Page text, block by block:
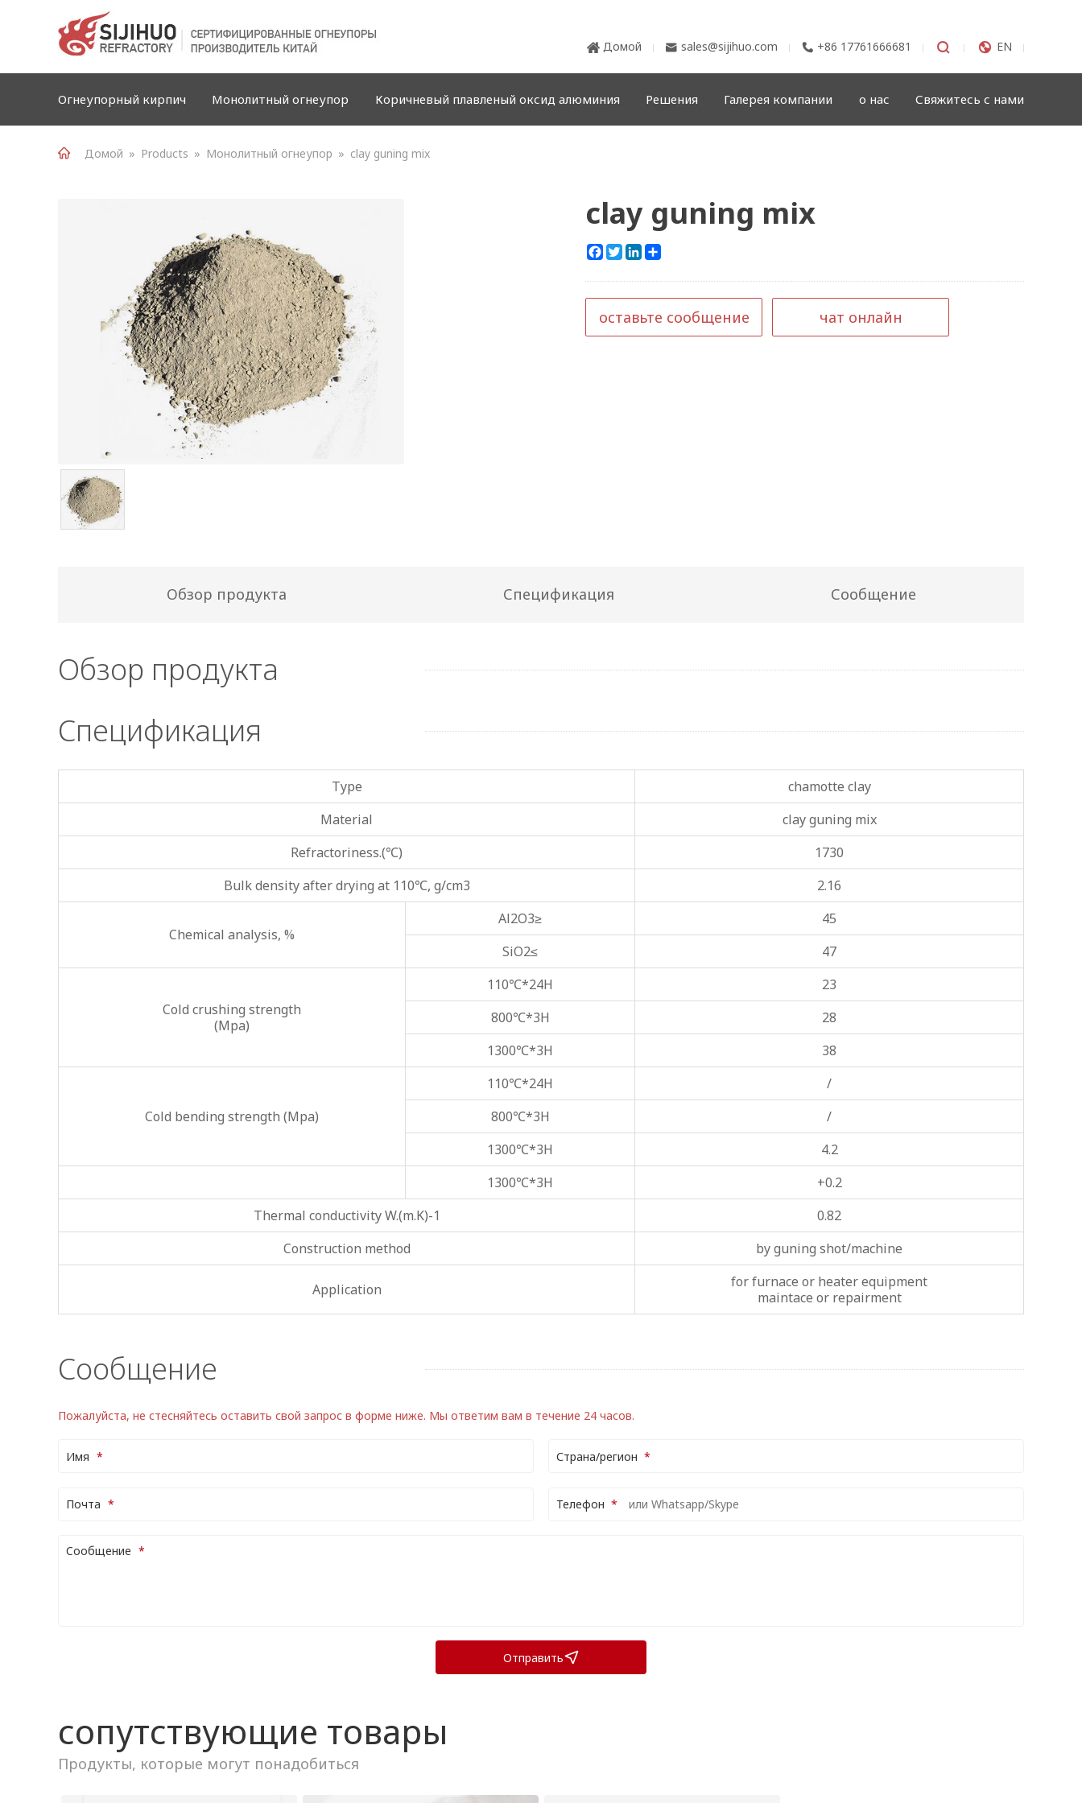
 Домой  sales@sijihuo.com  +86 17761666681   EN
Огнеупорный кирпич Монолитный огнеупор Коричневый плавленый оксид алюминия Решения Галерея компании о нас Свяжитесь с нами
 Домой » Products » Монолитный огнеупор » clay guning mix
clay guning mix
Facebook
TwitterLinkedIn
оставьте сообщение чат онлайн
Обзор продукта Спецификация Сообщение
Обзор продукта
Спецификация
Type
chamotte clay
Material
clay guning mix
Refractoriness.(℃)
1730
Bulk density after drying at 110℃, g/cm3
2.16
Chemical analysis, %
Al2O3≥
45
SiO2≤
47
Cold crushing strength
(Mpa)
110℃*24H
23
800℃*3H
28
1300℃*3H
38
Cold bending strength (Mpa)
110℃*24H
/
800℃*3H
/
1300℃*3H
4.2
1300℃*3H
+0.2
Thermal conductivity W.(m.K)-1
0.82
Construction method
by guning shot/machine
Application
for furnace or heater equipment
maintace or repairment
Сообщение
Пожалуйста, не стесняйтесь оставить свой запрос в форме ниже. Мы ответим вам в течение 24 часов.
Имя Страна/регион
Почта Телефон
Cообщение
Отправить
сопутствующие товары